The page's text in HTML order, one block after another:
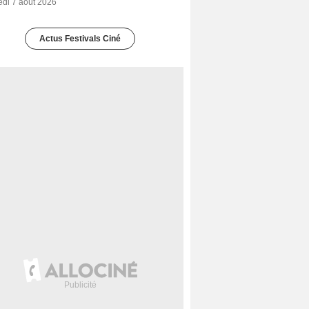
7 août 2026
Actus Festivals Ciné